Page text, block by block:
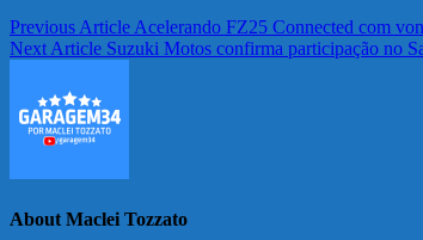
Previous Article Acelerando FZ25 Connected com
Next Article Suzuki Motos confirma participação no
About Maclei Tozzato